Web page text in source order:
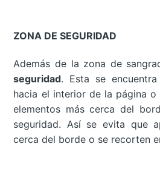
ZONA DE SEGURIDAD
Además de la zona de
seguridad. Esta se
hacia el interior de la página
elementos más cerca del
seguridad. Así se evita que
cerca del borde o se recorten